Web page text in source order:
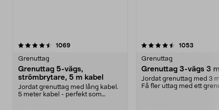
1069recensioner
Grenuttag
Grenuttag 5-vägs,
strömbrytare, 5 m kabel
Jordat grenuttag med lång kabel.
5 meter kabel - perfekt som
4.5 av 5 stjärnor 1053
Grenuttag
Grenuttag 3-vägs 3
Jordat grenuttag med 3
Få fler uttag med ett
4.5 av 5 stjärnor